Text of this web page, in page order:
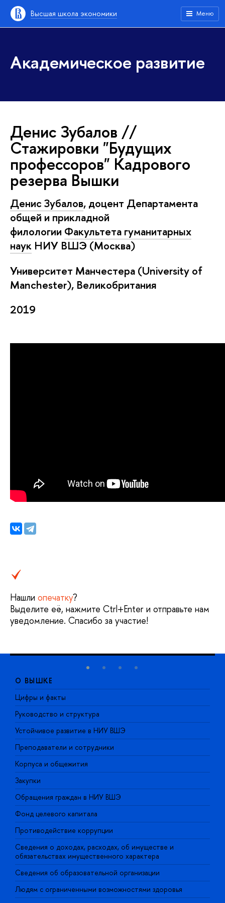
Высшая школа экономики Меню
Академическое развитие
Денис Зубалов //
Стажировки "Будущих
профессоров" Кадрового
резерва Вышки
Денис Зубалов, доцент Департамента
общей и прикладной
филологии Факультета гуманитарных
наук НИУ ВШЭ (Москва)
Университет Манчестера (University of
Manchester), Великобритания
2019
Нашли опечатку?
Выделите её, нажмите Ctrl+Enter и отправьте нам
уведомление. Спасибо за участие!
О ВЫШКЕ
Цифры и факты
Руководство и структура
Устойчивое развитие в НИУ ВШЭ
Преподаватели и сотрудники
Корпуса и общежития
Закупки
Обращения граждан в НИУ ВШЭ
Фонд целевого капитала
Противодействие коррупции
Сведения о доходах, расходах, об имуществе и
обязательствах имущественного характера
Сведения об образовательной организации
Людям с ограниченными возможностями здоровья